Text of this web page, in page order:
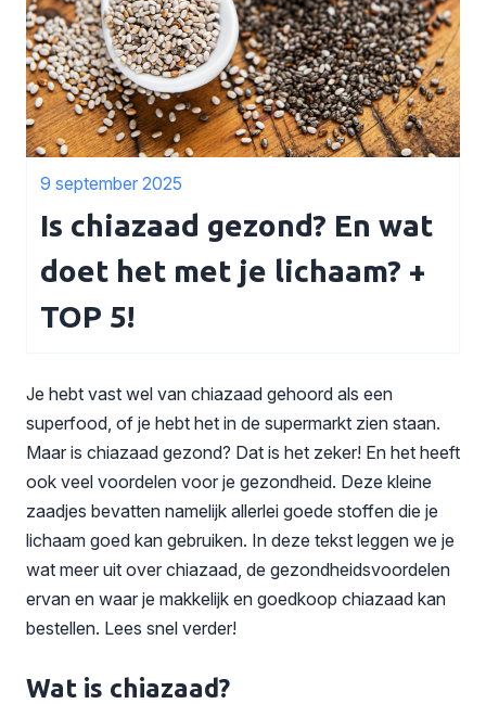
9 september 2025
Is chiazaad gezond? En wat
doet het met je lichaam? +
TOP 5!
Je hebt vast wel van chiazaad gehoord als een
superfood, of je hebt het in de supermarkt zien staan.
Maar is chiazaad gezond? Dat is het zeker! En het heeft
ook veel voordelen voor je gezondheid. Deze kleine
zaadjes bevatten namelijk allerlei goede stoffen die je
lichaam goed kan gebruiken. In deze tekst leggen we je
wat meer uit over chiazaad, de gezondheidsvoordelen
ervan en waar je makkelijk en goedkoop chiazaad kan
bestellen. Lees snel verder!
Wat is chiazaad?